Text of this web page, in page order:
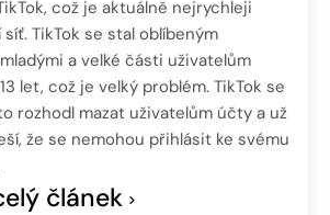
což je aktuálně nejrychleji
TikTok se stal oblíbeným
a velké části uživatelům
let, což je velký problém. TikTok se
rozhodl mazat uživatelům účty a už
že se nemohou přihlásit ke svému
článek